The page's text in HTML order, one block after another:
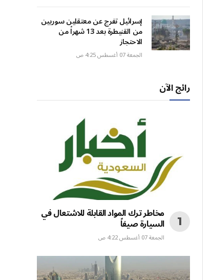
إسرائيل تفرج عن معتقلين سوريين
من القنيطرة بعد 13 شهراً من
الاحتجاز
الجمعة 07 أغسطس 4:25 ص
رائج الآن
مخاطر ترك المواد القابلة للاشتعال في
السيارة صيفاً
الجمعة 07 أغسطس 4:22 ص